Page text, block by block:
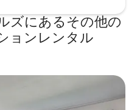
ズにあるその他の
ョンレンタル